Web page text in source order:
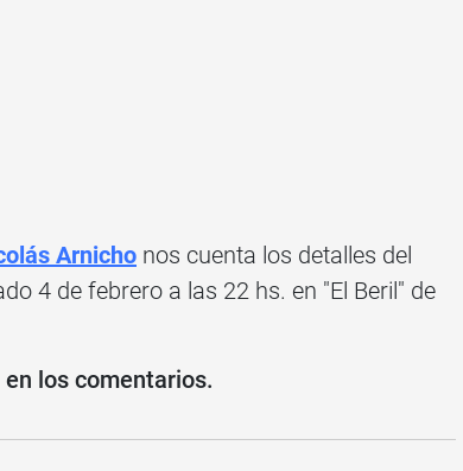
Arnicho nos cuenta los detalles del
4 de febrero a las 22 hs. en "El Beril" de
los comentarios.